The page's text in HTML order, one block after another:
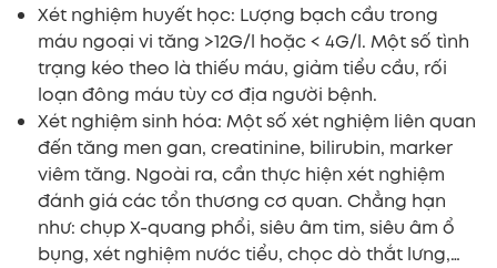
Xét nghiệm huyết học: Lượng bạch cầu trong
máu ngoại vi tăng >12G/l hoặc < 4G/l. Một số tình
trạng kéo theo là thiếu máu, giảm tiểu cầu, rối
loạn đông máu tùy cơ địa người bệnh.
Xét nghiệm sinh hóa: Một số xét nghiệm liên quan
đến tăng men gan, creatinine, bilirubin, marker
viêm tăng. Ngoài ra, cần thực hiện xét nghiệm
đánh giá các tổn thương cơ quan. Chẳng hạn
như: chụp X-quang phổi, siêu âm tim, siêu âm ổ
bụng, xét nghiệm nước tiểu, chọc dò thắt lưng,…